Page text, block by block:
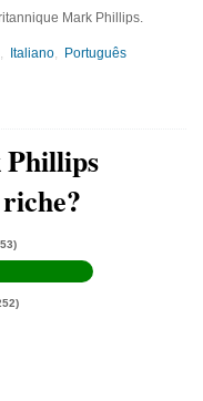
Mark Phillips.
Italiano Português